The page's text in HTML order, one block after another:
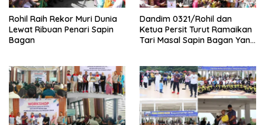
Rohil Raih Rekor Muri Dunia
Lewat Ribuan Penari Sapin
Bagan
Dandim 0321/Rohil dan
Ketua Persit Turut Ramaikan
Tari Masal Sapin Bagan Yang